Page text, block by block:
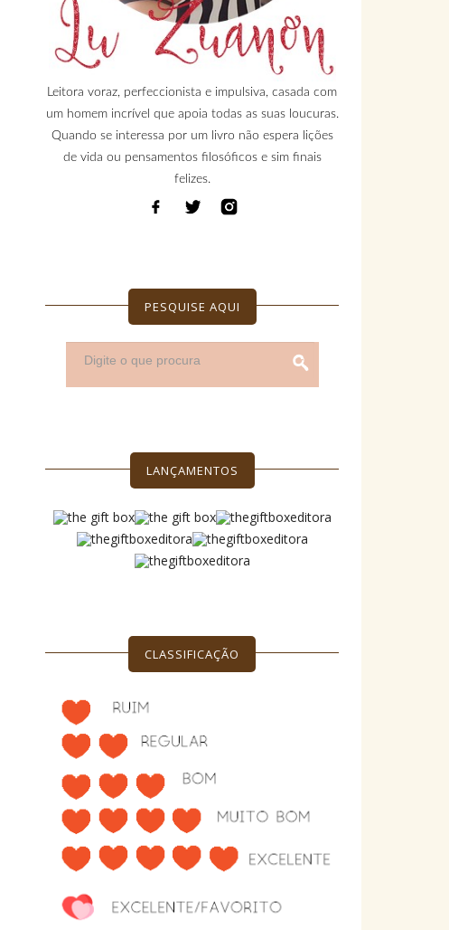
Leitora voraz, perfeccionista e impulsiva, casada com
um homem incrível que apoia todas as suas loucuras.
Quando se interessa por um livro não espera lições
de vida ou pensamentos filosóficos e sim finais
felizes.
PESQUISE AQUI
LANÇAMENTOS
CLASSIFICAÇÃO